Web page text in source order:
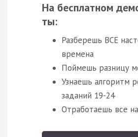
На бесплатном
ты:
Разберешь ВСЕ
времена
Поймешь разницу
Узнаешь алгоритм
заданий 19-24
Отработаешь все